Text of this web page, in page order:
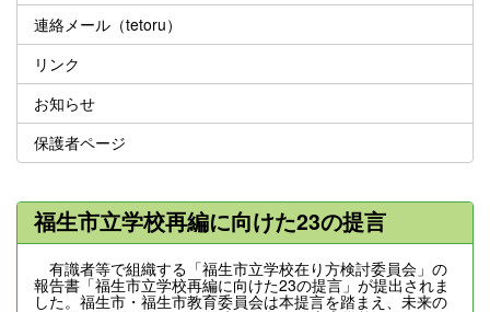
連絡メール（tetoru）
リンク
お知らせ
保護者ページ
福生市立学校再編に向けた23の提言
有識者等で組織する「福生市立学校在り方検討委員会」の
報告書「福生市立学校再編に向けた23の提言」が提出されま
した。福生市・福生市教育委員会は本提言を踏まえ、未来の